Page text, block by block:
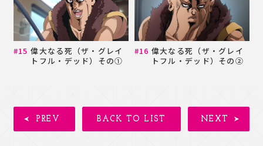
偉大なる死（ザ・グレイ
トフル・デッド）その①
偉大なる死（ザ・グレイ
トフル・デッド）その②
PREV BACK TO LIST NEXT